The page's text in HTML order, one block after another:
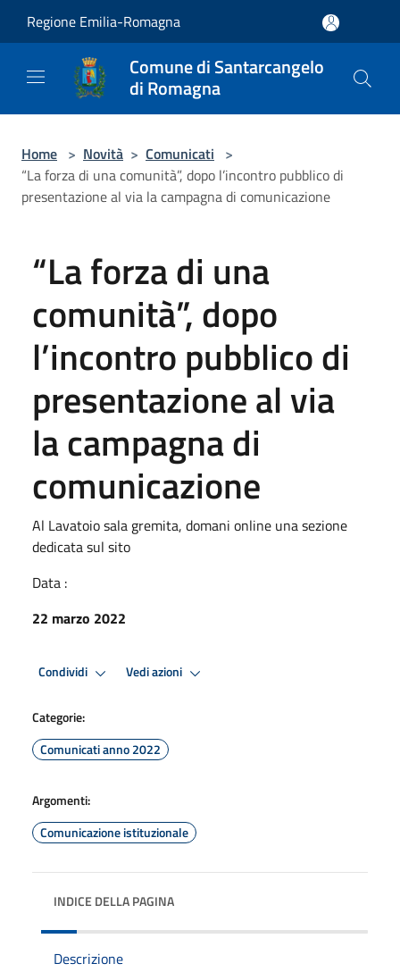
Regione Emilia-Romagna
Comune di Santarcangelo
di Romagna
Home > Novità > Comunicati >
“La forza di una comunità”, dopo l’incontro pubblico di
presentazione al via la campagna di comunicazione
“La forza di una
comunità”, dopo
l’incontro pubblico di
presentazione al via
la campagna di
comunicazione
Al Lavatoio sala gremita, domani online una sezione
dedicata sul sito
Data :
22 marzo 2022
Condividi Vedi azioni
Categorie:
Comunicati anno 2022
Argomenti:
Comunicazione istituzionale
INDICE DELLA PAGINA
Descrizione